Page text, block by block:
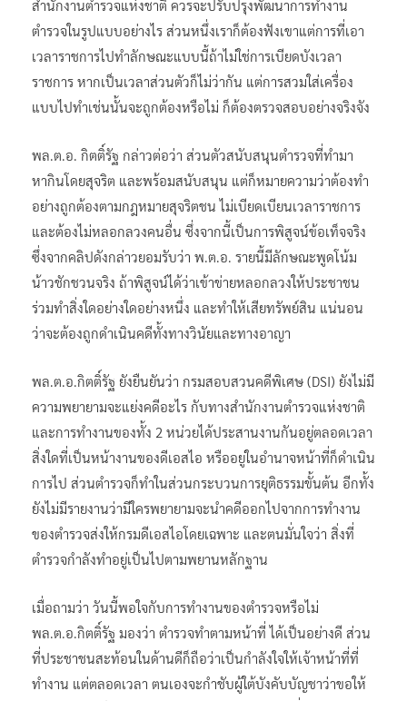
สำนักงานตำรวจแห่งชาติ ควรจะปรับปรุงพัฒนาการทำงาน
ตำรวจในรูปแบบอย่างไร ส่วนหนึ่งเราก็ต้องฟังเขาแต่การที่เอา
เวลาราชการไปทำลักษณะแบบนี้ถ้าไม่ใช่การเบียดบังเวลา
ราชการ หากเป็นเวลาส่วนตัวก็ไม่ว่ากัน แต่การสวมใส่เครื่อง
แบบไปทำเช่นนั้นจะถูกต้องหรือไม่ ก็ต้องตรวจสอบอย่างจริงจัง
พล.ต.อ. กิตติ์รัฐ กล่าวต่อว่า ส่วนตัวสนับสนุนตำรวจที่ทำมา
หากินโดยสุจริต และพร้อมสนับสนุน แต่ก็หมายความว่าต้องทำ
อย่างถูกต้องตามกฎหมายสุจริตชน ไม่เบียดเบียนเวลาราชการ
และต้องไม่หลอกลวงคนอื่น ซึ่งจากนี้เป็นการพิสูจน์ข้อเท็จจริง
ซึ่งจากคลิปดังกล่าวยอมรับว่า พ.ต.อ. รายนี้มีลักษณะพูดโน้ม
น้าวชักชวนจริง ถ้าพิสูจน์ได้ว่าเข้าข่ายหลอกลวงให้ประชาชน
ร่วมทำสิ่งใดอย่างใดอย่างหนึ่ง และทำให้เสียทรัพย์สิน แน่นอน
ว่าจะต้องถูกดำเนินคดีทั้งทางวินัยและทางอาญา
พล.ต.อ.กิตติ์รัฐ ยังยืนยันว่า กรมสอบสวนคดีพิเศษ (DSI) ยังไม่มี
ความพยายามจะแย่งคดีอะไร กับทางสำนักงานตำรวจแห่งชาติ
และการทำงานของทั้ง 2 หน่วยได้ประสานงานกันอยู่ตลอดเวลา
สิ่งใดที่เป็นหน้างานของดีเอสไอ หรืออยู่ในอำนาจหน้าที่ก็ดำเนิน
การไป ส่วนตำรวจก็ทำในส่วนกระบวนการยุติธรรมขั้นต้น อีกทั้ง
ยังไม่มีรายงานว่ามีใครพยายามจะนำคดีออกไปจากการทำงาน
ของตำรวจส่งให้กรมดีเอสไอโดยเฉพาะ และตนมั่นใจว่า สิ่งที่
ตำรวจกำลังทำอยู่เป็นไปตามพยานหลักฐาน
เมื่อถามว่า วันนี้พอใจกับการทำงานของตำรวจหรือไม่
พล.ต.อ.กิตติ์รัฐ มองว่า ตำรวจทำตามหน้าที่ ได้เป็นอย่างดี ส่วน
ที่ประชาชนสะท้อนในด้านดีก็ถือว่าเป็นกำลังใจให้เจ้าหน้าที่ที่
ทำงาน แต่ตลอดเวลา ตนเองจะกำชับผู้ใต้บังคับบัญชาว่าขอให้